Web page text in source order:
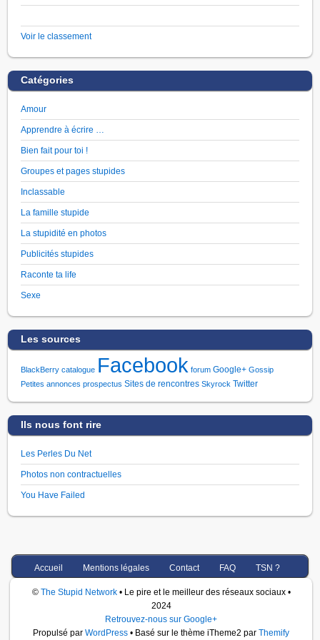
Voir le classement
Catégories
Amour
Apprendre à écrire …
Bien fait pour toi !
Groupes et pages stupides
Inclassable
La famille stupide
La stupidité en photos
Publicités stupides
Raconte ta life
Sexe
Les sources
BlackBerry catalogue Facebook forum Google+ Gossip
Petites annonces prospectus Sites de rencontres Skyrock Twitter
Ils nous font rire
Les Perles Du Net
Photos non contractuelles
You Have Failed
Accueil Mentions légales Contact FAQ TSN ?
© The Stupid Network• Le pire et le meilleur des réseaux sociaux •
2024
Retrouvez-nous sur Google+
Propulsé par WordPress • Basé sur le thème iTheme2 par Themify